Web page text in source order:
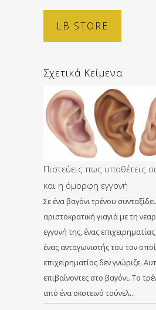
LB STORE
Σχετικά Κείμενα
Πιστεύεις πως υποθέτεις
και η όμορφη εγγονή
Σε ένα βαγόνι τρένου
αριστοκρατική γιαγιά με τη
εγγονή της, ένας
ένας ανταγωνιστής του τον
επιχειρηματίας δεν γνώριζε.
επιβαίνοντες στο βαγόνι. Το
από ένα σκοτεινό τούνελ…